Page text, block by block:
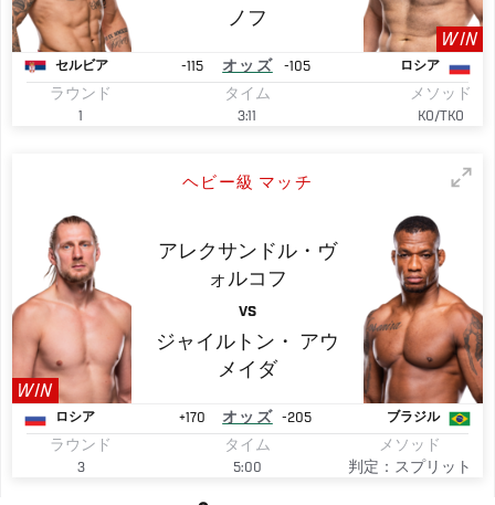
ノフ
WIN
セルビア -115 オッズ -105 ロシア
ラウンド
1
タイム
3:11
メソッド
KO/TKO
ヘビー級 マッチ
WIN
アレクサンドル・ヴ
ォルコフ
VS
ジャイルトン・
アウ
メイダ
ロシア +170 オッズ -205 ブラジル
ラウンド
3
タイム
5:00
メソッド
判定：スプリット